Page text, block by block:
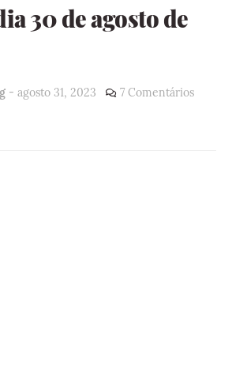
30 de agosto de
- agosto 31, 2023 7 Comentários